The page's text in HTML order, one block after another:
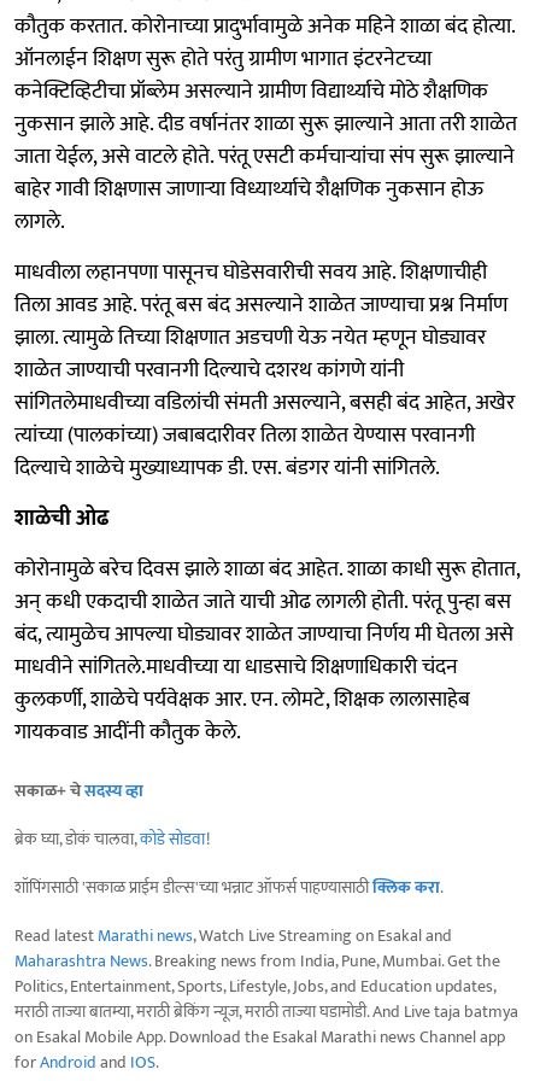
कौतुक करतात. कोरोनाच्या प्रादुर्भावामुळे अनेक महिने शाळा बंद होत्या.
ऑनलाईन शिक्षण सुरू होते परंतु ग्रामीण भागात इंटरनेटच्या
कनेक्टिव्हिटीचा प्रॉब्लेम असल्याने ग्रामीण विद्यार्थ्याचे मोठे शैक्षणिक
नुकसान झाले आहे. दीड वर्षानंतर शाळा सुरू झाल्याने आता तरी शाळेत
जाता येईल, असे वाटले होते. परंतू एसटी कर्मचाऱ्यांचा संप सुरू झाल्याने
बाहेर गावी शिक्षणास जाणाऱ्या विध्यार्थ्याचे शैक्षणिक नुकसान होऊ
लागले.
माधवीला लहानपणा पासूनच घोडेसवारीची सवय आहे. शिक्षणाचीही
तिला आवड आहे. परंतू बस बंद असल्याने शाळेत जाण्याचा प्रश्न निर्माण
झाला. त्यामुळे तिच्या शिक्षणात अडचणी येऊ नयेत म्हणून घोड्यावर
शाळेत जाण्याची परवानगी दिल्याचे दशरथ कांगणे यांनी
सांगितलेमाधवीच्या वडिलांची संमती असल्याने, बसही बंद आहेत, अखेर
त्यांच्या (पालकांच्या) जबाबदारीवर तिला शाळेत येण्यास परवानगी
दिल्याचे शाळेचे मुख्याध्यापक डी. एस. बंडगर यांनी सांगितले.
शाळेची ओढ
कोरोनामुळे बरेच दिवस झाले शाळा बंद आहेत. शाळा काधी सुरू होतात,
अन् कधी एकदाची शाळेत जाते याची ओढ लागली होती. परंतू पुन्हा बस
बंद, त्यामुळेच आपल्या घोड्यावर शाळेत जाण्याचा निर्णय मी घेतला असे
माधवीने सांगितले.माधवीच्या या धाडसाचे शिक्षणाधिकारी चंदन
कुलकर्णी, शाळेचे पर्यवेक्षक आर. एन. लोमटे, शिक्षक लालासाहेब
गायकवाड आदींनी कौतुक केले.
सकाळ+ चेसदस्य व्हा
ब्रेक घ्या, डोकं चालवा,कोडे सोडवा!
शॉपिंगसाठी 'सकाळ प्राईम डील्स'च्या भन्नाट ऑफर्स पाहण्यासाठीक्लिक करा.
Read latestMarathi news, Watch Live Streaming on Esakal and
Maharashtra News. Breaking news from India, Pune, Mumbai. Get the
Politics, Entertainment, Sports, Lifestyle, Jobs, and Education updates,
मराठी ताज्या बातम्या, मराठी ब्रेकिंग न्यूज, मराठी ताज्या घडामोडी. And Live taja batmya
on Esakal Mobile App. Download the Esakal Marathi news Channel app
forAndroidand IOS.